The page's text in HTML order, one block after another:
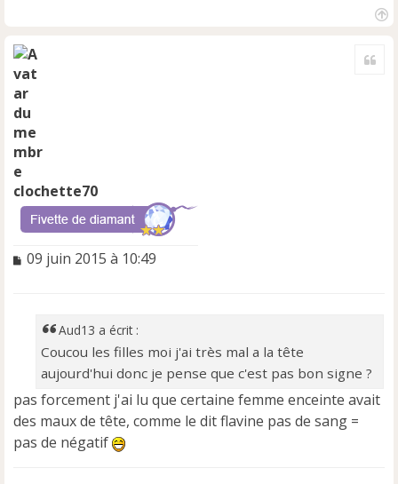
clochette70
M
o
n
l
u
09 juin 2015 à 10:49
Aud13 a écrit :
Coucou les filles moi j'ai très mal a la tête
aujourd'hui donc je pense que c'est pas bon signe ?
pas forcement j'ai lu que certaine femme enceinte avait
des maux de tête, comme le dit flavine pas de sang =
pas de négatif